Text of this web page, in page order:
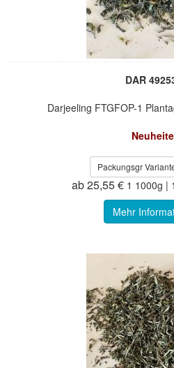
DAR
Darjeeling FTGFOP-1
Packungsgr
ab 25,55 € 1 1000g |
Mehr